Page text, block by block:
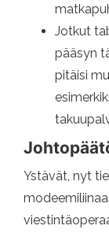
Jotkut
pääsyn
pitäisi
Ystävät, nyt